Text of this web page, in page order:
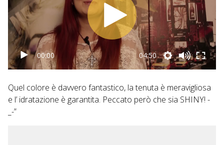
00:00 04:50
Quel colore è davvero fantastico, la tenuta è meravigliosa
e l’ idratazione è garantita. Peccato però che sia SHINY! -
_-”